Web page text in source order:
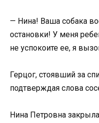
— Нина! Ваша собака
остановки! У меня
не успокоите ее, я
Герцог, стоявший за
подтверждая слова
Нина Петровна